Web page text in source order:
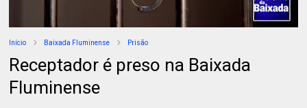
Início Baixada Fluminense Prisão
Receptador é preso na Baixada
Fluminense